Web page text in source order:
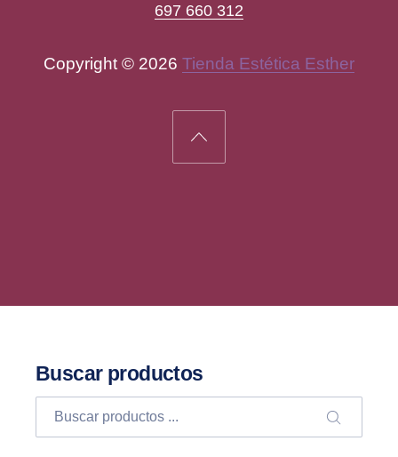
697 660 312
Copyright © 2026 Tienda Estética Esther
Back to Top
Buscar productos
Buscar
BUSCAR